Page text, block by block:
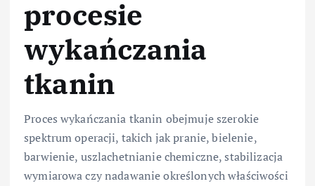
procesie
wykańczania
tkanin
Proces wykańczania tkanin obejmuje szerokie
spektrum operacji, takich jak pranie, bielenie,
barwienie, uszlachetnianie chemiczne, stabilizacja
wymiarowa czy nadawanie określonych właściwości